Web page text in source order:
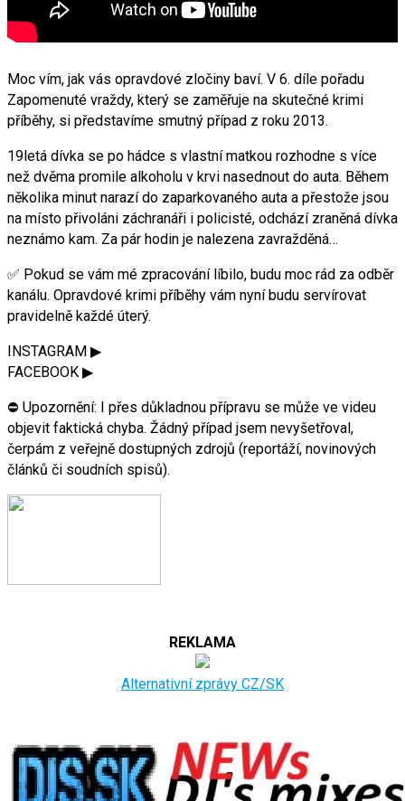
Moc vím, jak vás opravdové zločiny baví. V 6. díle pořadu
Zapomenuté vraždy, který se zaměřuje na skutečné krimi
příběhy, si představíme smutný případ z roku 2013.
19letá dívka se po hádce s vlastní matkou rozhodne s více
než dvěma promile alkoholu v krvi nasednout do auta. Během
několika minut narazí do zaparkovaného auta a přestože jsou
na místo přivoláni záchranáři i policisté, odchází zraněná dívka
neznámo kam. Za pár hodin je nalezena zavražděná…
✅ Pokud se vám mé zpracování líbilo, budu moc rád za odběr
kanálu. Opravdové krimi příběhy vám nyní budu servírovat
pravidelně každé úterý.
INSTAGRAM ▶
FACEBOOK ▶
⛔ Upozornění: I přes důkladnou přípravu se může ve videu
objevit faktická chyba. Žádný případ jsem nevyšetřoval,
čerpám z veřejně dostupných zdrojů (reportáží, novinových
článků či soudních spisů).
REKLAMA
Alternativní zprávy CZ/SK